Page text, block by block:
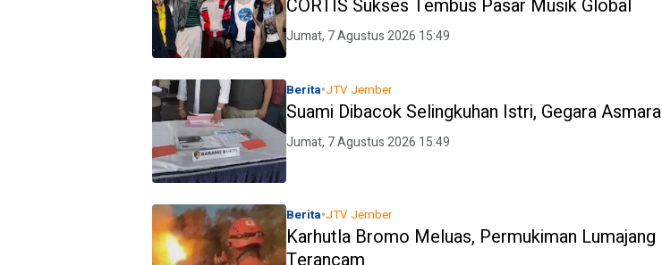
CORTIS Sukses Tembus Pasar Musik Global
Jumat, 7 Agustus 2026 15:49
Berita•JTV Jember
Suami Dibacok Selingkuhan Istri, Gegara Asmara
Jumat, 7 Agustus 2026 15:49
Berita•JTV Jember
Karhutla Bromo Meluas, Permukiman Lumajang